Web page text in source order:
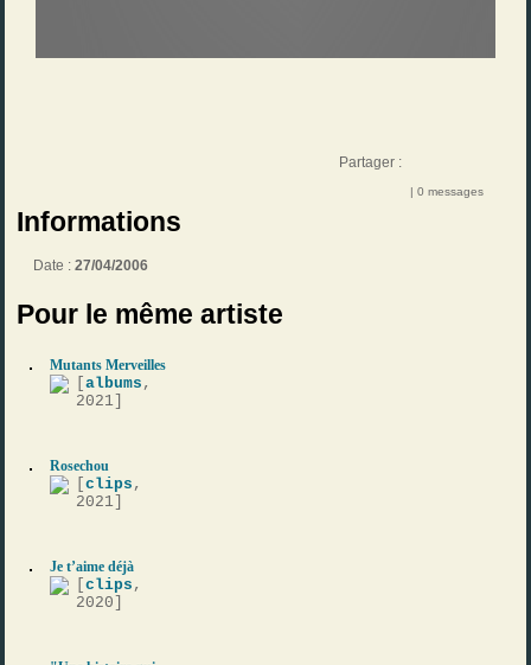
Partager :
| 0 messages
Informations
Date :27/04/2006
Pour le même artiste
Mutants Merveilles
[albums ,
2021]
Rosechou
[clips ,
2021]
Je t’aime déjà
[clips ,
2020]